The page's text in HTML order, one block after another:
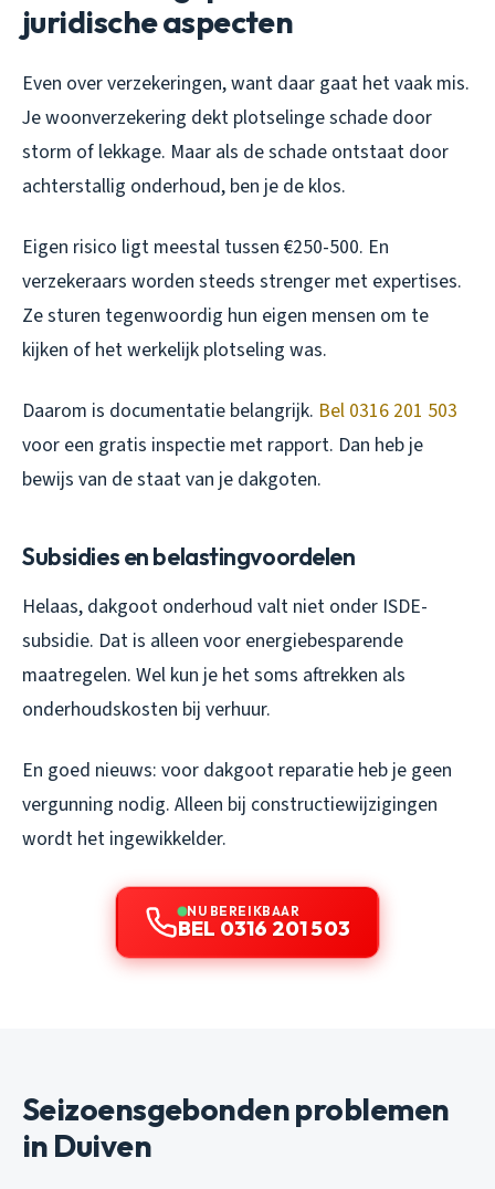
juridische aspecten
Even over verzekeringen, want daar gaat het vaak mis.
Je woonverzekering dekt plotselinge schade door
storm of lekkage. Maar als de schade ontstaat door
achterstallig onderhoud, ben je de klos.
Eigen risico ligt meestal tussen €250-500. En
verzekeraars worden steeds strenger met expertises.
Ze sturen tegenwoordig hun eigen mensen om te
kijken of het werkelijk plotseling was.
Daarom is documentatie belangrijk. Bel 0316 201 503
voor een gratis inspectie met rapport. Dan heb je
bewijs van de staat van je dakgoten.
Subsidies en belastingvoordelen
Helaas, dakgoot onderhoud valt niet onder ISDE-
subsidie. Dat is alleen voor energiebesparende
maatregelen. Wel kun je het soms aftrekken als
onderhoudskosten bij verhuur.
En goed nieuws: voor dakgoot reparatie heb je geen
vergunning nodig. Alleen bij constructiewijzigingen
wordt het ingewikkelder.
NU BEREIKBAAR
BEL 0316 201 503
Seizoensgebonden problemen
in Duiven